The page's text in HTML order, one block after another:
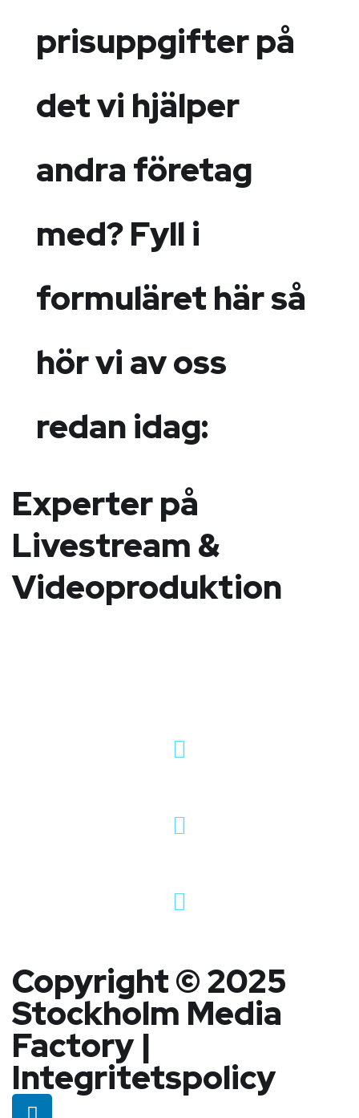
prisuppgifter på
det vi hjälper
andra företag
med? Fyll i
formuläret här så
hör vi av oss
redan idag:
Experter på
Livestream &
Videoproduktion
Copyright © 2025
Stockholm Media
Factory |
Integritetspolicy